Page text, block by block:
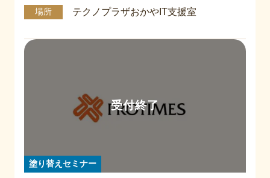
場所 テクノプラザおかやIT支援室
塗り替えセミナー